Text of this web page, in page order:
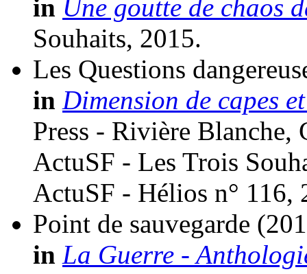
in Une goutte de chaos
Souhaits, 2015.
Les Questions
in Dimension de capes
Press - Rivière Blanche,
ActuSF - Les Trois
ActuSF - Hélios n° 116,
Point de sauvegarde
in La Guerre -